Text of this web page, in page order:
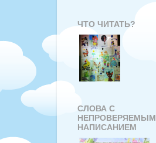
ЧТО ЧИТАТЬ?
СЛОВА С
НЕПРОВЕРЯЕМЫМ
НАПИСАНИЕМ